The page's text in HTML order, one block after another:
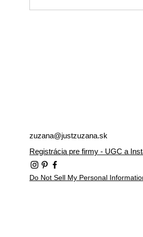
zuzana@justzuzana.sk
Registrácia pre firmy - UGC a
Do Not Sell My Personal